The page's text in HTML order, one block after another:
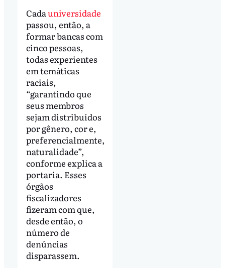
Cadauniversidade
passou, então, a
formar bancas com
cinco pessoas,
todas experientes
em temáticas
raciais,
“garantindo que
seus membros
sejam distribuídos
por gênero, cor e,
preferencialmente,
naturalidade”,
conforme explica a
portaria. Esses
órgãos
fiscalizadores
fizeram com que,
desde então, o
número de
denúncias
disparassem.